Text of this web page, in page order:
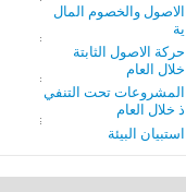
الاصول والخصوم المال
ية
حركة الاصول الثابتة
خلال العام
المشروعات تحت التنفي
ذ خلال العام
استبيان البيئة